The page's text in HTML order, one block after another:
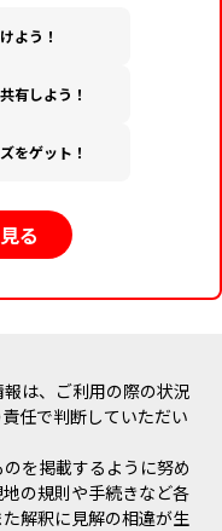
よう！
有しよう！
をゲット！
る
は、ご利用の際の状況
任で判断していただい
を掲載するように努め
の規則や手続きなど各
解釈に見解の相違が生